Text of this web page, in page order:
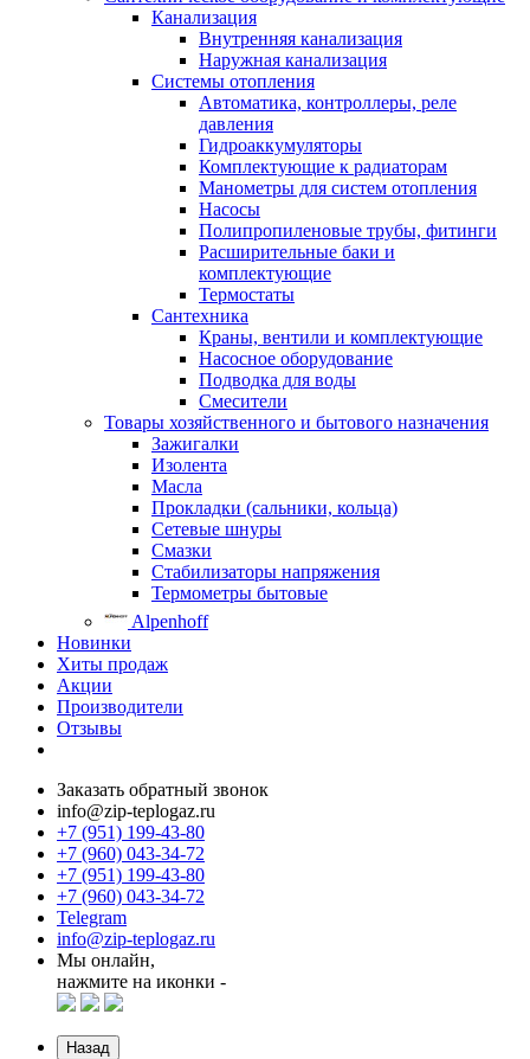
Канализация
Внутренняя канализация
Наружная канализация
Системы отопления
Автоматика, контроллеры, реле
давления
Гидроаккумуляторы
Комплектующие к радиаторам
Манометры для систем отопления
Насосы
Полипропиленовые трубы, фитинги
Расширительные баки и
комплектующие
Термостаты
Сантехника
Краны, вентили и комплектующие
Насосное оборудование
Подводка для воды
Смесители
Товары хозяйственного и бытового назначения
Зажигалки
Изолента
Масла
Прокладки (сальники, кольца)
Сетевые шнуры
Смазки
Стабилизаторы напряжения
Термометры бытовые
Alpenhoff
Новинки
Хиты продаж
Акции
Производители
Отзывы
Заказать обратный звонок
info@zip-teplogaz.ru
+7 (951) 199-43-80
+7 (960) 043-34-72
+7 (951) 199-43-80
+7 (960) 043-34-72
Telegram
info@zip-teplogaz.ru
Мы онлайн,
нажмите на иконки -
Назад